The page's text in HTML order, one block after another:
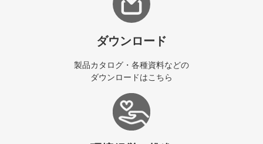
ダウンロード
製品カタログ・各種資料などの
ダウンロードはこちら